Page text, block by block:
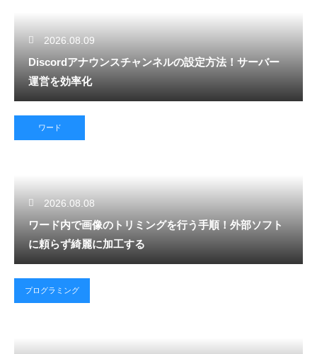
2026.08.09
Discordアナウンスチャンネルの設定方法！サーバー
運営を効率化
ワード
2026.08.08
ワード内で画像のトリミングを行う手順！外部ソフト
に頼らず綺麗に加工する
プログラミング